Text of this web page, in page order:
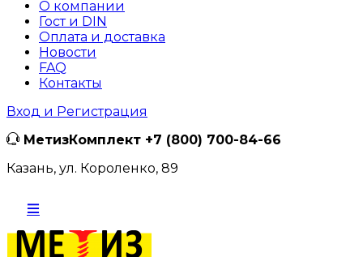
О компании
Гост и DIN
Оплата и доставка
Новости
FAQ
Контакты
Вход и Регистрация
МетизКомплект +7 (800) 700-84-66
Казань, ул. Короленко, 89